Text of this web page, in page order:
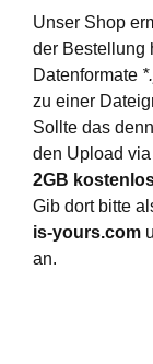
Unser Shop
der Bestellung
Datenformate
zu einer
Sollte das
den Upload via
2GB
Gib dort bitte
is-yours.com
an.